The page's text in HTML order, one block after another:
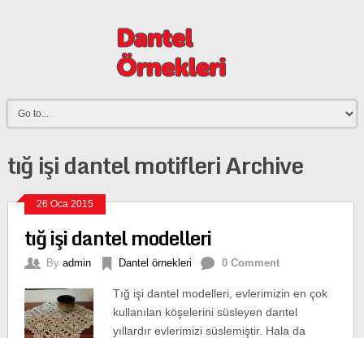
tığ işi dantel motifleri Archive
26 Oca 2015
tığ işi dantel modelleri
By admin Dantel örnekleri 0 Comment
Tığ işi dantel modelleri, evlerimizin en çok
kullanılan köşelerini süsleyen dantel
yıllardır evlerimizi süslemiştir. Hala da